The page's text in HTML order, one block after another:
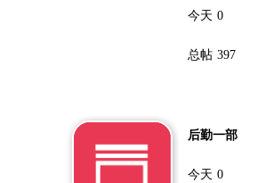
今天 0
总帖 397
后勤一部
今天 0